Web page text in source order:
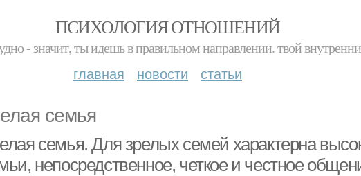
ПСИХОЛОГИЯ ОТНОШЕНИЙ
- значит, ты идешь в правильном направлении. твой
главная новости статьи
семья
семья. Для зрелых семей характерна
непосредственное, четкое и честное